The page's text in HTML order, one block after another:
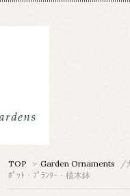
TOP > Garden Ornaments
/
ﾎﾟｯﾄ・ﾌﾟﾗﾝﾀｰ・植木鉢